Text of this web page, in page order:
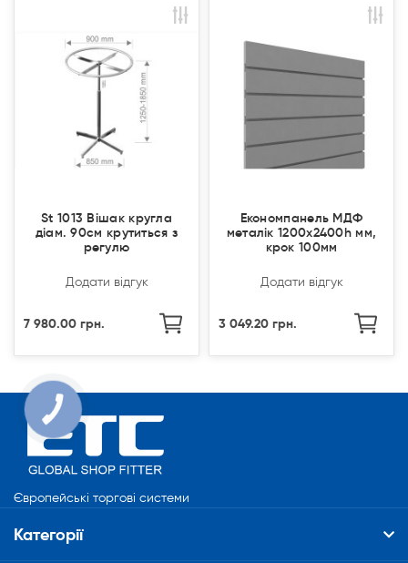
St 1013 Вішак кругла
діам. 90см крутиться з
регулю
Додати відгук
7 980.00 грн.
Економпанель МДФ
металік 1200х2400h мм,
крок 100мм
Додати відгук
3 049.20 грн.
Європейські торгові системи
Категорії
КНОПКА
СВЯЗИ